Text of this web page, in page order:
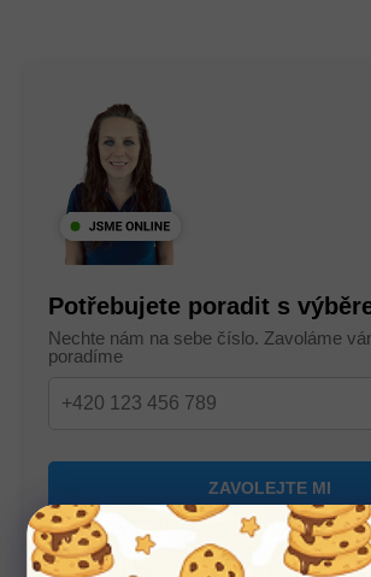
Potřebujete poradit s
Nechte nám na sebe číslo. Zavoláme
poradíme